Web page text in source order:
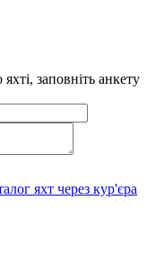
заповніть анкету
яхт через кур'єра